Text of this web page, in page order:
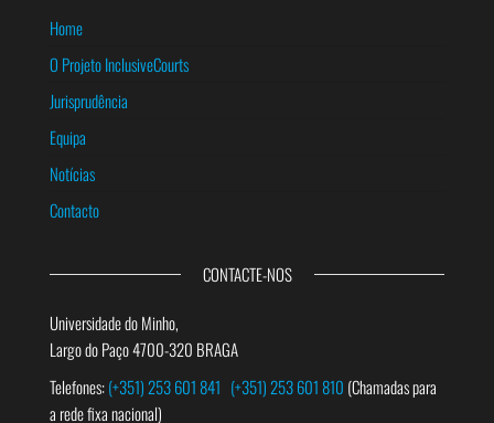
Home
O Projeto InclusiveCourts
Jurisprudência
Equipa
Notícias
Contacto
CONTACTE-NOS
Universidade do Minho,
Largo do Paço 4700-320 BRAGA
Telefones:(+351) 253 601 841 (+351) 253 601 810 (Chamadas para
a rede fixa nacional)